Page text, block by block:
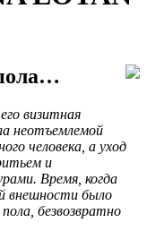
визитная
неотъемлемой
человека, а уход
и
Время, когда
внешности было
безвозвратно